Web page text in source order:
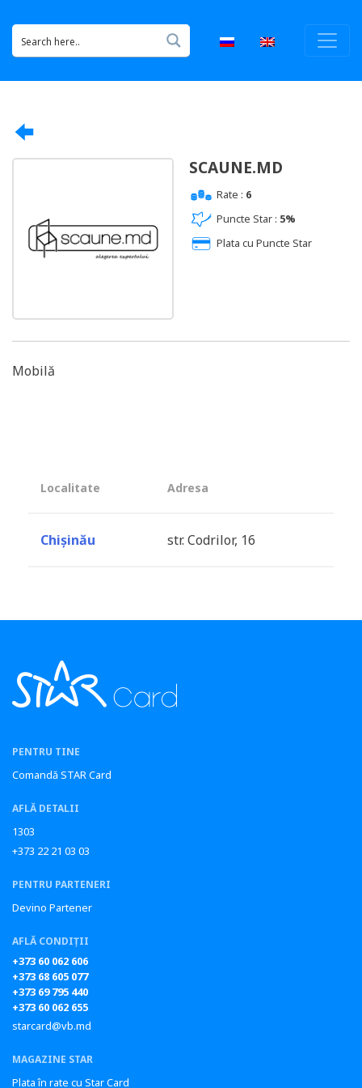
SCAUNE.MD
Rate : 6
Puncte Star : 5%
Plata cu Puncte Star
Mobilă
Localitate Adresa
Chișinău str. Codrilor, 16
PENTRU TINE
Comandă STAR Card
AFLĂ DETALII
1303
+373 22 21 03 03
PENTRU PARTENERI
Devino Partener
AFLĂ CONDIȚII
+373 60 062 606
+373 68 605 077
+373 69 795 440
+373 60 062 655
starcard@vb.md
MAGAZINE STAR
Plata în rate cu Star Card